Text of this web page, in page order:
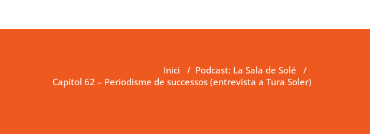
Inici / Podcast: La Sala de Solé /
Capítol 62 – Periodisme de successos (entrevista a Tura Soler)